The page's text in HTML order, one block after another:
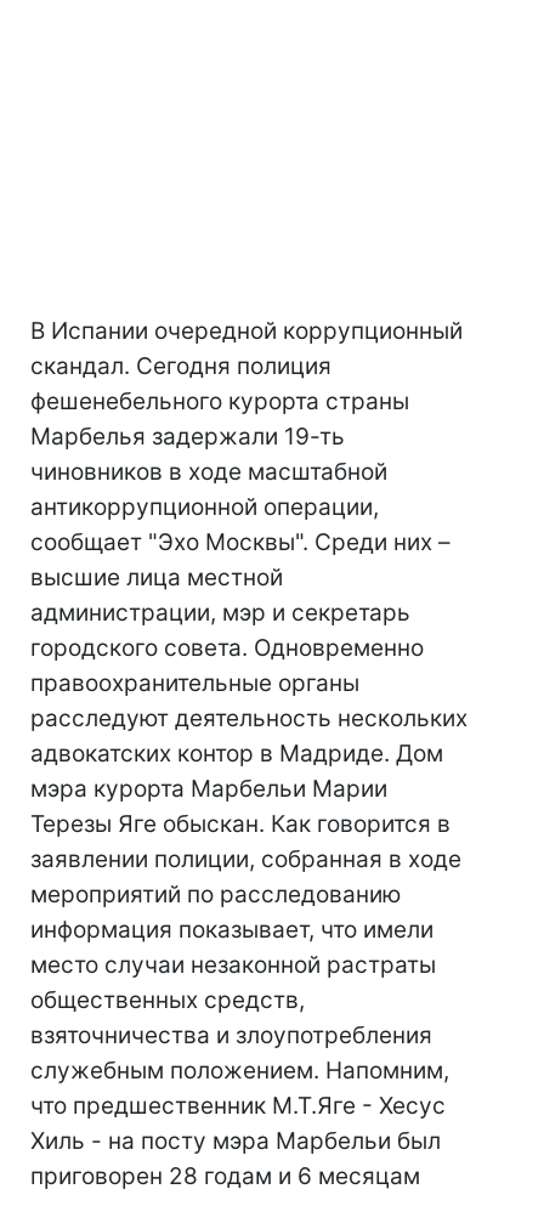
В Испании очередной коррупционный
скандал. Сегодня полиция
фешенебельного курорта страны
Марбелья задержали 19-ть
чиновников в ходе масштабной
антикоррупционной операции,
сообщает "Эхо Москвы". Среди них –
высшие лица местной
администрации, мэр и секретарь
городского совета. Одновременно
правоохранительные органы
расследуют деятельность нескольких
адвокатских контор в Мадриде. Дом
мэра курорта Марбельи Марии
Терезы Яге обыскан. Как говорится в
заявлении полиции, собранная в ходе
мероприятий по расследованию
информация показывает, что имели
место случаи незаконной растраты
общественных средств,
взяточничества и злоупотребления
служебным положением. Напомним,
что предшественник М.Т.Яге - Хесус
Хиль - на посту мэра Марбельи был
приговорен 28 годам и 6 месяцам